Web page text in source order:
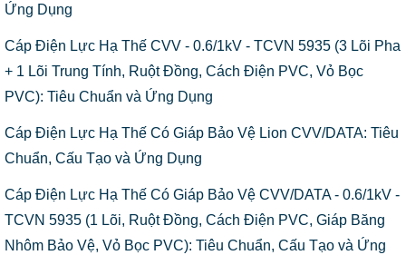
Ứng Dụng
Cáp Điện Lực Hạ Thế CVV - 0.6/1kV - TCVN 5935 (3 Lõi Pha
+ 1 Lõi Trung Tính, Ruột Đồng, Cách Điện PVC, Vỏ Bọc
PVC): Tiêu Chuẩn và Ứng Dụng
Cáp Điện Lực Hạ Thế Có Giáp Bảo Vệ Lion CVV/DATA: Tiêu
Chuẩn, Cấu Tạo và Ứng Dụng
Cáp Điện Lực Hạ Thế Có Giáp Bảo Vệ CVV/DATA - 0.6/1kV -
TCVN 5935 (1 Lõi, Ruột Đồng, Cách Điện PVC, Giáp Băng
Nhôm Bảo Vệ, Vỏ Bọc PVC): Tiêu Chuẩn, Cấu Tạo và Ứng